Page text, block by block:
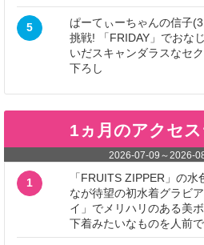
5
ぱーてぃーちゃんの信子
挑戦! 「FRIDAY」でおな
いだスキャンダラスなセ
下ろし
1ヵ月のアクセ
2026-07-09 ～2026-
1
「FRUITS ZIPPER」の水
なが待望の初水着グラビ
イ」でメリハリのある美
下着みたいなものを人前